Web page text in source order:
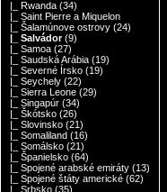
|_ Rwanda (34)
|_ Saint Pierre a Miquelon
|_ Šalamúnove ostrovy (24)
|_ Salvádor(9)
|_ Samoa (27)
|_ Saudská Arábia (19)
|_ Severné Írsko (19)
|_ Seychely (22)
|_ Sierra Leone (29)
|_ Singapúr (34)
|_ Škótsko (26)
|_ Slovinsko (21)
|_ Somaliland (16)
|_ Somálsko (21)
|_ Španielsko (64)
|_ Spojené arabské emiráty (13)
|_ Spojené štáty americké (62)
|_ Srbsko (35)